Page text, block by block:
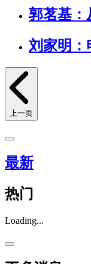
郭茗基：
刘家明：
上一页
最新
热门
Loading...